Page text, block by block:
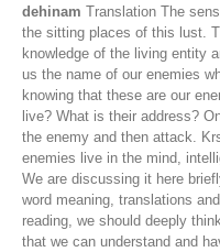
dehinam Translation The
the sitting places of this lust.
knowledge of the living entity
us the name of our enemies
knowing that these are our
live? What is their address?
the enemy and then attack.
enemies live in the mind,
We are discussing it here
word meaning, translations
reading, we should deeply
that we can understand and